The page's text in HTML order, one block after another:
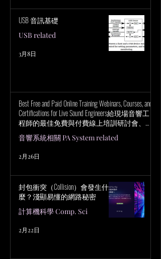
USB 音訊基礎
USB related
3月8日
Best Free and Paid Online Training Webinars, Courses, and
Certifications for Live Sound Engineers給現場音響工
程師的最佳免費與付費線上培訓研討會、課
程與認證
音響系統相關 PA System related
2月26日
封包衝突（Collision）會發生什
麼？淺顯易懂的網路秘密
計算機科學 Comp. Sci
2月22日